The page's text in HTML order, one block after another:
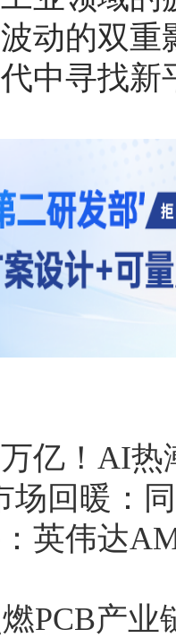
动的双
中寻找新
亿！AI热
场回暖：
英伟达
PCB产业